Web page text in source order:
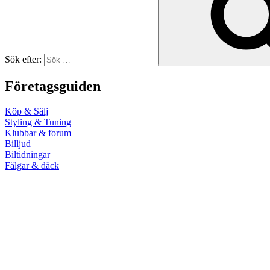
Sök efter:
Företagsguiden
Köp & Sälj
Styling & Tuning
Klubbar & forum
Billjud
Biltidningar
Fälgar & däck